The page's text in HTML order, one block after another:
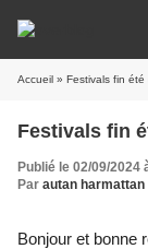
Accueil » Festivals fin
Festivals fin
Publié le 02/09/2024
Par autan harmattan
Bonjour et bonne